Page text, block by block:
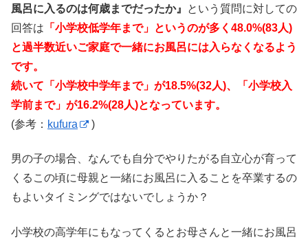
風呂に入るのは何歳までだったか』
という質問に対しての
回答は 「小学校低学年まで」というのが多く48.0%(83人)
と過半数近いご家庭で一緒にお風呂には入らなくなるよう
です。
続いて「小学校中学年まで」が18.5%(32人)、「小学校入
学前まで」が16.2%(28人)となっています。
(参考： kufura )
男の子の場合、なんでも自分でやりたがる自立心が育って
くるこの頃に母親と一緒にお風呂に入ることを卒業するの
もよいタイミングではないでしょうか？
小学校の高学年にもなってくるとお母さんと一緒にお風呂